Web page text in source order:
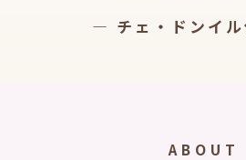
— チェ・ドンイル
ABOUT